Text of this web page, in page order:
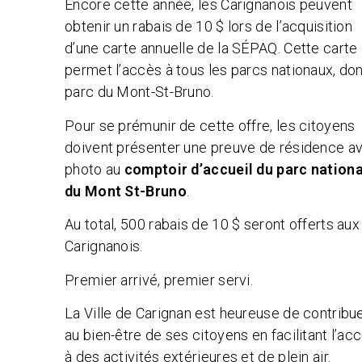
Encore cette année, les Carignanois peuvent
obtenir un rabais de 10 $ lors de l’acquisition
d’une carte annuelle de la SÉPAQ. Cette carte
permet l’accès à tous les parcs nationaux,
parc du Mont-St-Bruno.
Pour se prémunir de cette offre, les citoyens
doivent présenter une preuve de résidence
photo au comptoir d’accueil du parc
du Mont St-Bruno
Au total, 500 rabais de 10 $ seront offerts aux
Carignanois.
Premier arrivé, premier servi.
La Ville de Carignan est heureuse de
au bien-être de ses citoyens en facilitant
à des activités extérieures et de plein air.